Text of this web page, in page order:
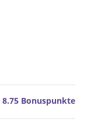
8.75 Bonuspunkte